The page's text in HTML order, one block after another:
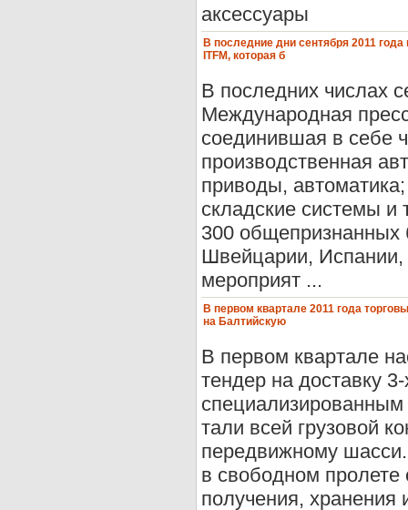
аксессуары
В последние дни сентября 2011
ITFM, которая б
В последних числах
Международная
соединившая в себе
производственная
приводы,
складские системы и
300 общепризнанных
Швейцарии, Испании,
мероприят ...
В первом квартале 2011 года
на Балтийскую
В первом квартале
тендер на доставку
тали всей грузовой
передвижному
в свободном
получения, хранения